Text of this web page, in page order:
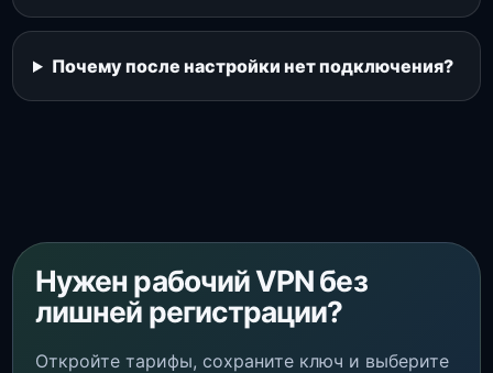
Почему после настройки нет подключения?
Нужен рабочий VPN без
лишней регистрации?
Откройте тарифы, сохраните ключ и выберите